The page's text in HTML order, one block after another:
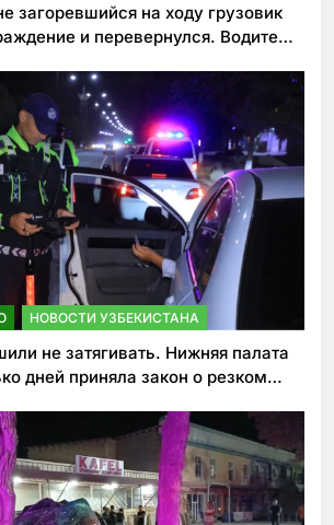
загоревшийся на ходу грузовик
и перевернулся. Водитель
НОВОСТИ УЗБЕКИСТАНА
не затягивать. Нижняя палата
дней приняла закон о резком